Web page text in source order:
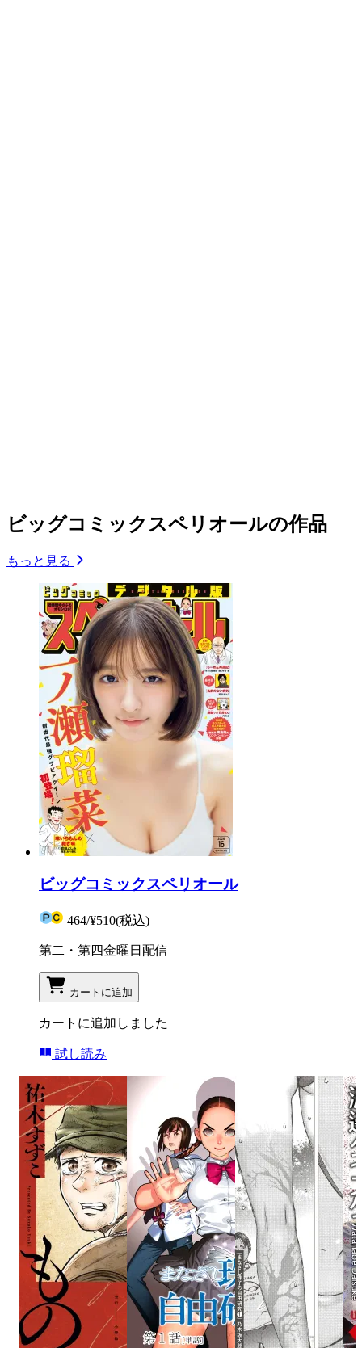
ビッグコミックスペリオールの作品
もっと見る
ビッグコミックスペリオール
464/¥510(税込)
第二・第四金曜日配信
カートに追加
カートに追加しました
試し読み